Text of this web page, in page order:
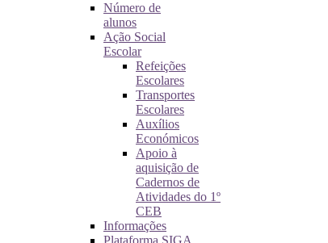
Número de
alunos
Ação Social
Escolar
Refeições
Escolares
Transportes
Escolares
Auxílios
Económicos
Apoio à
aquisição de
Cadernos de
Atividades do 1º
CEB
Informações
Plataforma SIGA